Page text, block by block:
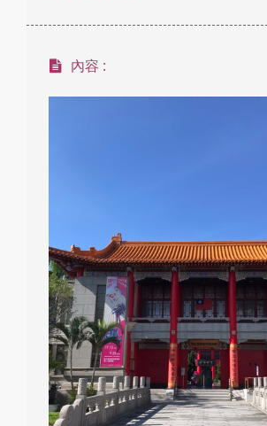
內容 :